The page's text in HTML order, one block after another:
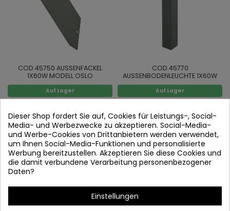
COD.45750 AUSSENFACKEL
1X60W MODELL OSLO
Auf Lager
COD.45770
AUSSENBODENLEUCHTE 1X60W
MODELL OSLO
Auf Lager
Dieser Shop fordert Sie auf, Cookies für Leistungs-, Social-
Media- und Werbezwecke zu akzeptieren. Social-Media-
und Werbe-Cookies von Drittanbietern werden verwendet,
um Ihnen Social-Media-Funktionen und personalisierte
Werbung bereitzustellen. Akzeptieren Sie diese Cookies und
die damit verbundene Verarbeitung personenbezogener
Daten?
Einstellungen